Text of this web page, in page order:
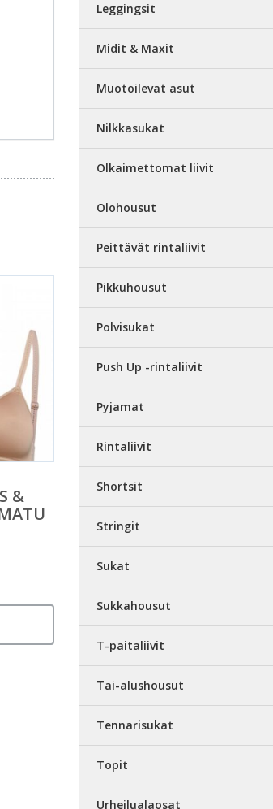
&
Leggingsit
Midit & Maxit
Muotoilevat asut
Nilkkasukat
Olkaimettomat liivit
Olohousut
Peittävät rintaliivit
Pikkuhousut
Polvisukat
Push Up -rintaliivit
Pyjamat
Rintaliivit
Shortsit
Stringit
Sukat
Sukkahousut
T-paitaliivit
Tai-alushousut
Tennarisukat
Topit
Urheilualaosat